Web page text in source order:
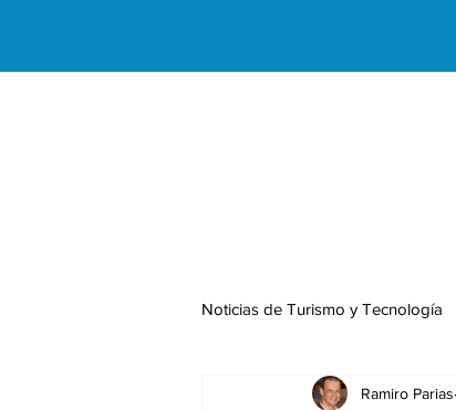
Noticias de Turismo y Tecnología
Negocios Internacionales
Ramiro Parias